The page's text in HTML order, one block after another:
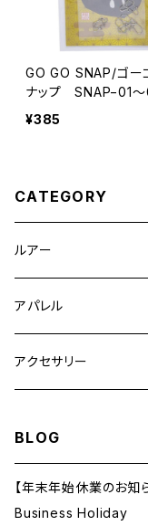
GO GO SNAP/ゴー
ナップ SNAP−01
¥385
CATEGORY
ルアー
アパレル
アクセサリー
BLOG
【年末年始休業のお知
Business Holiday